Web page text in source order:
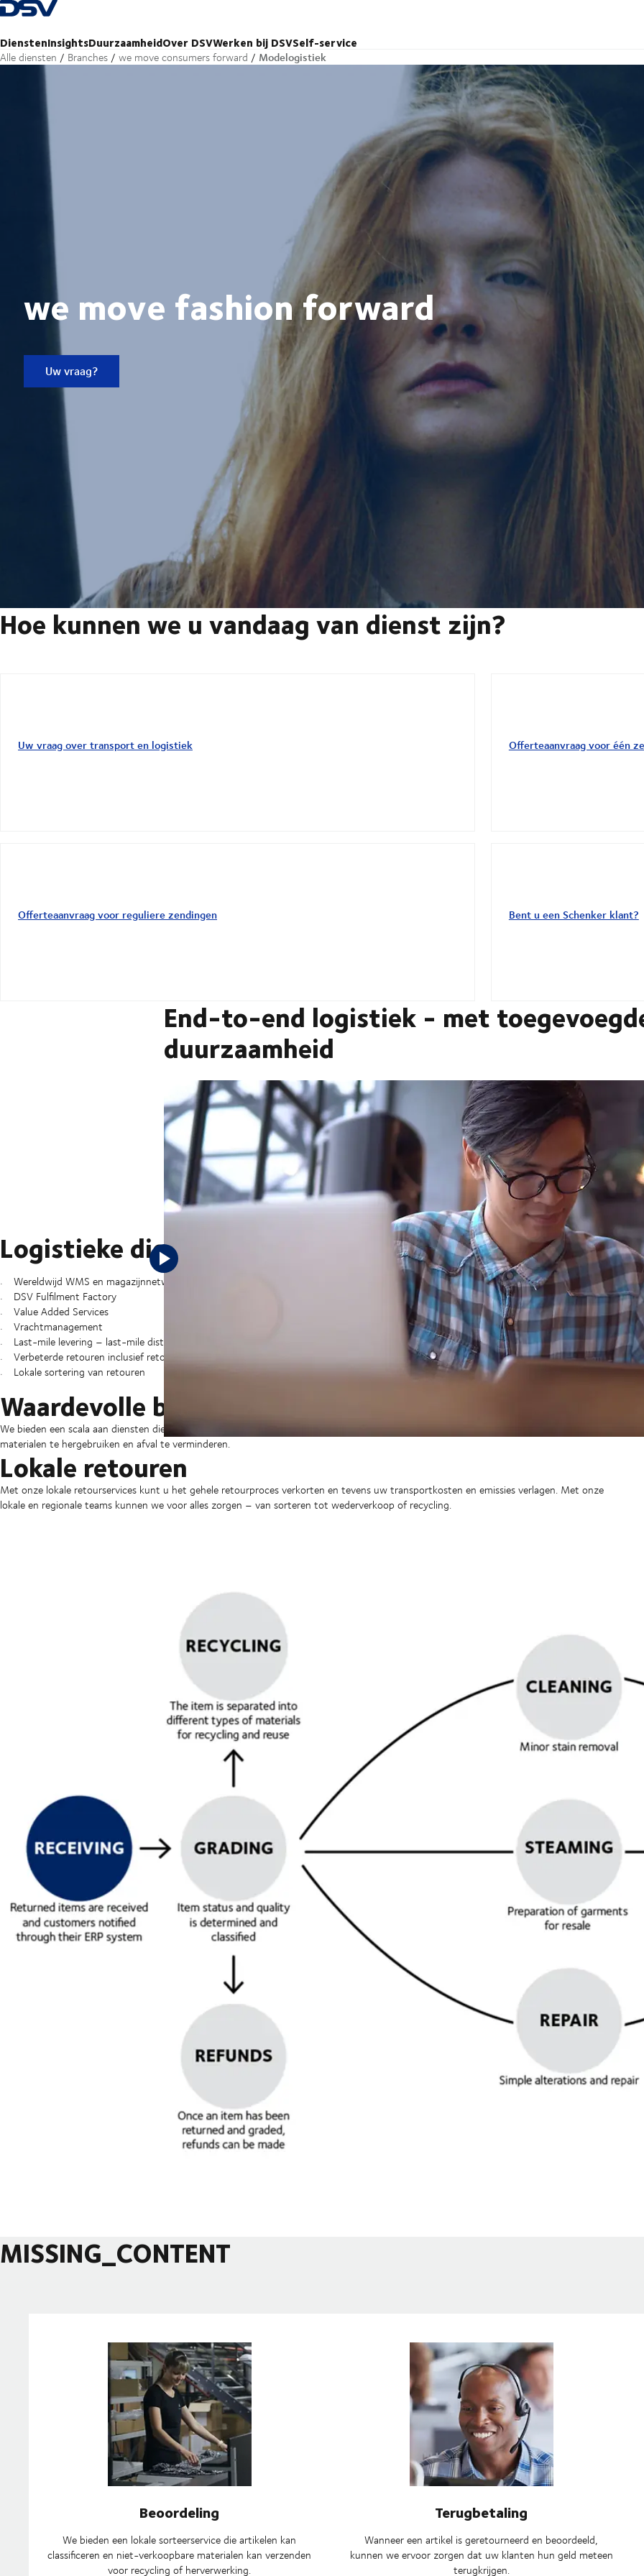
Terug naar startpagina
DienstenInsightsDuurzaamheidOver DSVWerken bij DSVSelf-service
Alle diensten Branches we move consumers forward Modelogistiek
we move fashion forward
Uw vraag?
Hoe kunnen we u vandaag van dienst zijn?
Uw vraag over transport en logistiek Offerteaanvraag voor één
Offerteaanvraag voor reguliere zendingen Bent u een Schenker klant?
End-to-end logistiek - met
duurzaamheid
Met modelogistiek blijf je een stap voor met alle logistieke diensten die je nodig hebt om winkels
te brengen en meer duurzaamheid te introduceren in je modetoeleveringsketen - van reparatie en
Logistieke diensten voor de mode
Wereldwijd WMS en magazijnnetwerk
DSV Fulfilment Factory
Value Added Services
Vrachtmanagement
Last-mile levering – last-mile distributie
Verbeterde retouren inclusief retournetwerk voor e-commerce
Lokale sortering van retouren
Waardevolle bronnen in gebruik houden
We bieden een scala aan diensten die uw klanten helpen de levensduur van hun gekochte producten te verlengen, terwijl ze u helpen
materialen te hergebruiken en afval te verminderen.
Lokale retouren
Met onze lokale retourservices kunt u het gehele retourproces verkorten en tevens uw transportkosten en emissies verlagen. Met onze
lokale en regionale teams kunnen we voor alles zorgen – van sorteren tot wederverkoop of recycling.
MISSING_CONTENT
Beoordeling
We bieden een lokale sorteerservice die artikelen kan
classificeren en niet-verkoopbare materialen kan verzenden
voor recycling of herverwerking.
Terugbetaling
Wanneer een artikel is geretourneerd en beoordeeld,
kunnen we ervoor zorgen dat uw klanten hun geld meteen
terugkrijgen.